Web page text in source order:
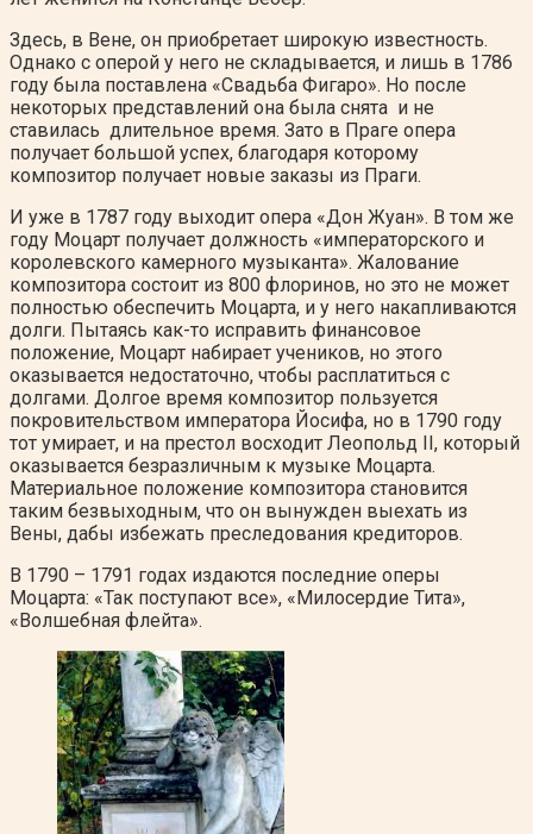
Здесь, в Вене, он приобретает широкую известность.
Однако с оперой у него не складывается, и лишь в 1786
году была поставлена «Свадьба Фигаро». Но после
некоторых представлений она была снята и не
ставилась длительное время. Зато в Праге опера
получает большой успех, благодаря которому
композитор получает новые заказы из Праги.
И уже в 1787 году выходит опера «Дон Жуан». В том же
году Моцарт получает должность «императорского и
королевского камерного музыканта». Жалование
композитора состоит из 800 флоринов, но это не может
полностью обеспечить Моцарта, и у него накапливаются
долги. Пытаясь как-то исправить финансовое
положение, Моцарт набирает учеников, но этого
оказывается недостаточно, чтобы расплатиться с
долгами. Долгое время композитор пользуется
покровительством императора Йосифа, но в 1790 году
тот умирает, и на престол восходит Леопольд II, который
оказывается безразличным к музыке Моцарта.
Материальное положение композитора становится
таким безвыходным, что он вынужден выехать из
Вены, дабы избежать преследования кредиторов.
В 1790 – 1791 годах издаются последние оперы
Моцарта: «Так поступают все», «Милосердие Тита»,
«Волшебная флейта».